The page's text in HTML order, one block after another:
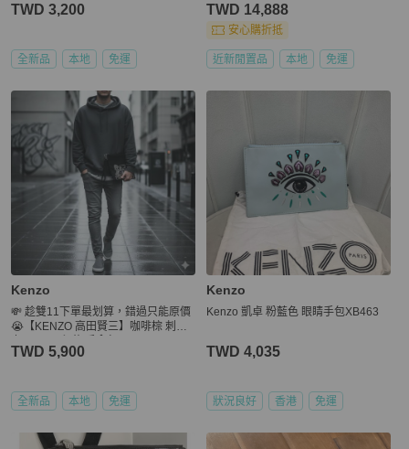
TWD 3,200
全新品 本地 免運
ATHER （超可愛/詢問度超高/米色）
TWD 14,888
安心購折抵
近新閒置品 本地 免運
Kenzo
💸 趁雙11下單最划算，錯過只能原價
😭【KENZO 高田賢三】咖啡棕 刺繡
TWD 5,900
全新品 本地 免運
Kenzo
Kenzo 凱卓 粉藍色 眼睛手包XB463
TWD 4,035
狀況良好 香港 免運